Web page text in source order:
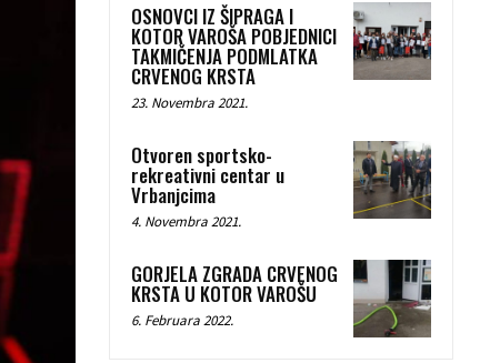
OSNOVCI IZ ŠIPRAGA I
KOTOR VAROŠA POBJEDNICI
TAKMIČENJA PODMLATKA
CRVENOG KRSTA
23. Novembra 2021.
Otvoren sportsko-
rekreativni centar u
Vrbanjcima
4. Novembra 2021.
GORJELA ZGRADA CRVENOG
KRSTA U KOTOR VAROŠU
6. Februara 2022.